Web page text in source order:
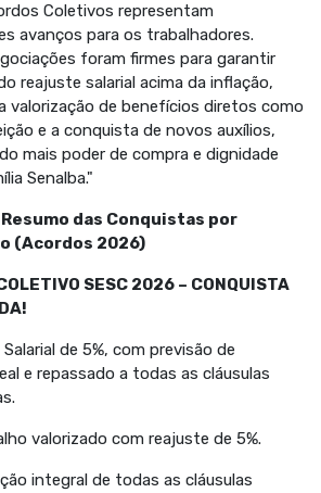
Coletivos representam
avanços para os trabalhadores.
foram firmes para garantir
reajuste salarial acima da inflação,
valorização de benefícios diretos como
e a conquista de novos auxílios,
mais poder de compra e dignidade
Senalba."
das Conquistas por
(Acordos 2026)
SESC 2026 – CONQUISTA
de 5%, com previsão de
e repassado a todas as cláusulas
valorizado com reajuste de 5%.
integral de todas as cláusulas